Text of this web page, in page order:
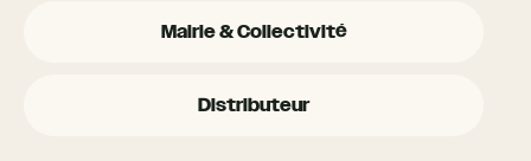
Mairie & Collectivité
Distributeur